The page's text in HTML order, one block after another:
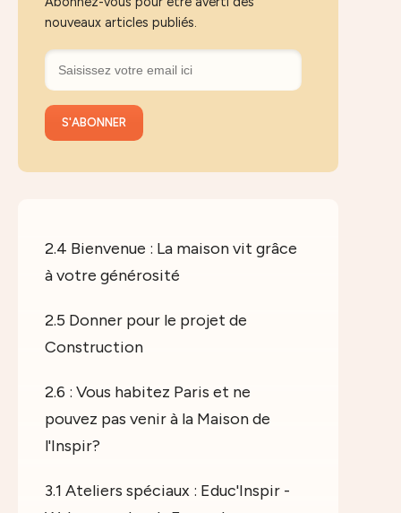
nouveaux articles publiés.
2.4 Bienvenue : La maison vit grâce
à votre générosité
2.5 Donner pour le projet de
Construction
2.6 : Vous habitez Paris et ne
pouvez pas venir à la Maison de
l'Inspir?
3.1 Ateliers spéciaux : Educ'Inspir -